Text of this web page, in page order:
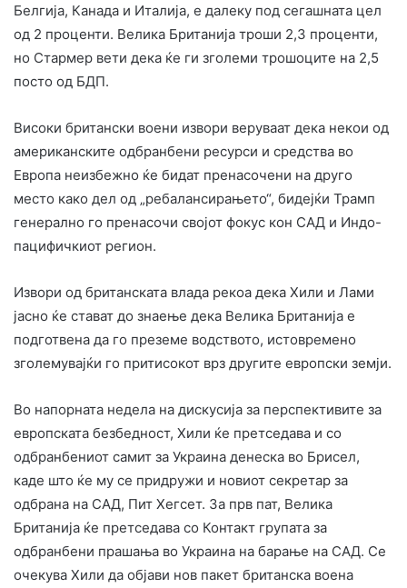
Белгија, Канада и Италија, е далеку под сегашната цел
од 2 проценти. Велика Британија троши 2,3 проценти,
но Стармер вети дека ќе ги зголеми трошоците на 2,5
посто од БДП.
Високи британски воени извори веруваат дека некои од
американските одбранбени ресурси и средства во
Европа неизбежно ќе бидат пренасочени на друго
место како дел од „ребалансирањето“, бидејќи Трамп
генерално го пренасочи својот фокус кон САД и Индо-
пацифичкиот регион.
Извори од британската влада рекоа дека Хили и Лами
јасно ќе стават до знаење дека Велика Британија е
подготвена да го преземе водството, истовремено
зголемувајќи го притисокот врз другите европски земји.
Во напорната недела на дискусија за перспективите за
европската безбедност, Хили ќе претседава и со
одбранбениот самит за Украина денеска во Брисел,
каде што ќе му се придружи и новиот секретар за
одбрана на САД, Пит Хегсет. За прв пат, Велика
Британија ќе претседава со Контакт групата за
одбранбени прашања во Украина на барање на САД. Се
очекува Хили да објави нов пакет британска воена